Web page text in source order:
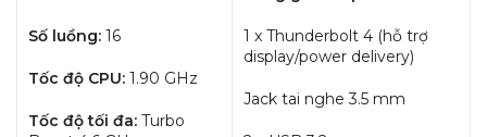
Số luồng: 16
Tốc độ CPU: 1.90 GHz
Tốc độ tối đa: Turbo
1 x Thunderbolt 4 (hỗ trợ
display/power delivery)
Jack tai nghe 3.5 mm